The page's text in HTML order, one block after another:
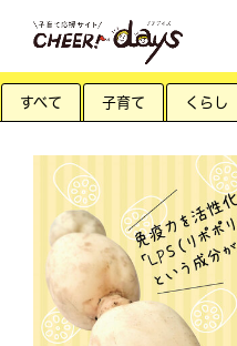
すべて 子育て くらし